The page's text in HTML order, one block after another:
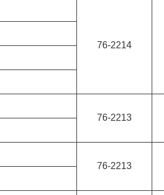
76-2214
76-2213
76-2213